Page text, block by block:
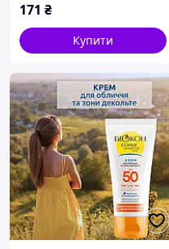
171 ₴
Купити